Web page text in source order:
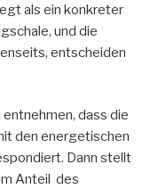
als ein konkreter
und die
entscheiden
dass die
den energetischen
Dann stellt
Anteil des